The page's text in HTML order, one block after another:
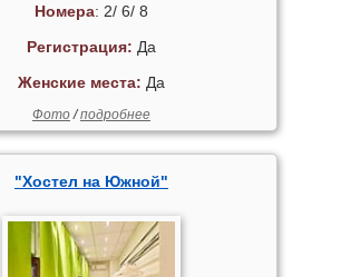
Номера: 2/ 6/ 8
Регистрация: Да
Женские места: Да
Фото/подробнее
"Хостел на Южной"